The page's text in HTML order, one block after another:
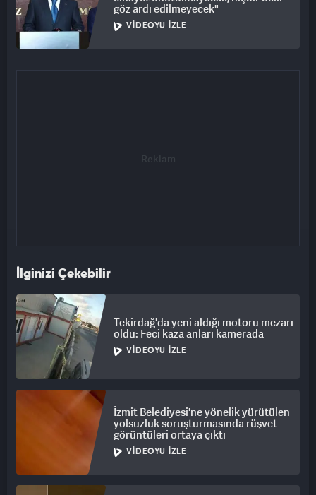
göz ardı edilmeyecek"
VIDEOYU İZLE
İlginizi Çekebilir
Tekirdağ'da yeni aldığı motoru mezarı
oldu: Feci kaza anları kamerada
VIDEOYU İZLE
İzmit Belediyesi'ne yönelik yürütülen
yolsuzluk soruşturmasında rüşvet
görüntüleri ortaya çıktı
VIDEOYU İZLE